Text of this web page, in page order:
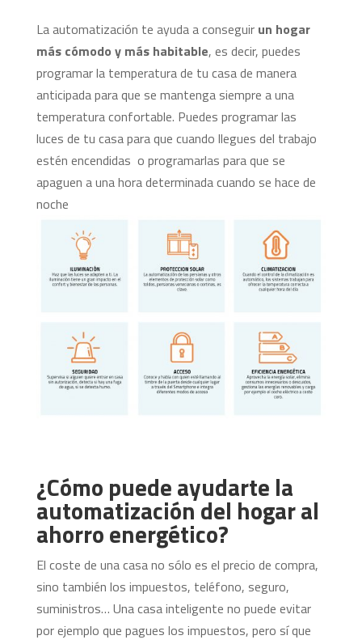
La automatización te ayuda a conseguir un hogar
más cómodo y más habitable, es decir, puedes
programar la temperatura de tu casa de manera
anticipada para que se mantenga siempre a una
temperatura confortable. Puedes programar las
luces de tu casa para que cuando llegues del trabajo
estén encendidas o programarlas para que se
apaguen a una hora determinada cuando se hace de
noche
¿Cómo puede ayudarte la
automatización del hogar al
ahorro energético?
El coste de una casa no sólo es el precio de compra,
sino también los impuestos, teléfono, seguro,
suministros… Una casa inteligente no puede evitar
por ejemplo que pagues los impuestos, pero sí que